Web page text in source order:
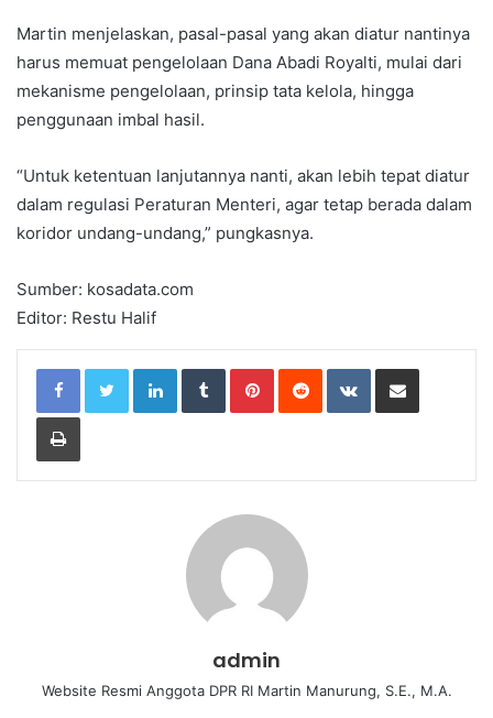
Martin menjelaskan, pasal-pasal yang akan diatur nantinya
harus memuat pengelolaan Dana Abadi Royalti, mulai dari
mekanisme pengelolaan, prinsip tata kelola, hingga
penggunaan imbal hasil.
“Untuk ketentuan lanjutannya nanti, akan lebih tepat diatur
dalam regulasi Peraturan Menteri, agar tetap berada dalam
koridor undang-undang,” pungkasnya.
Sumber: kosadata.com
Editor: Restu Halif
LinkedIn Tumblr Pinterest Reddit VKontakte
Print
admin
Website Resmi Anggota DPR RI Martin Manurung, S.E., M.A.